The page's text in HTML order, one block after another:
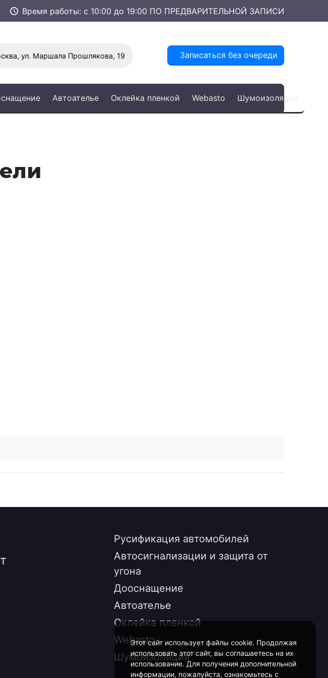
Время работы: с 10:00 до 19:00 ПО ПРЕДВАРИТЕЛЬНОЙ ЗАПИСИ
ул. Маршала Прошлякова, 19 Записаться без очереди
Автоателье Оклейка пленкой Webasto Шумоизоляция
Русификация автомобилей
Автосигнализации и защита от
угона
Дооснащение
Автоателье
Оклейка пленкой
Webasto
Шумоизоляция
Этот сайт использует файлы cookie. Продолжая
использовать этот сайт, вы соглашаетесь на их
использование. Для получения дополнительной
информации, пожалуйста, ознакомьтесь с